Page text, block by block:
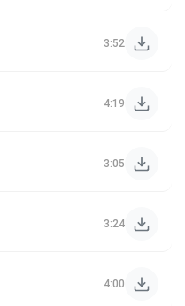
3:52
4:19
3:05
3:24
4:00